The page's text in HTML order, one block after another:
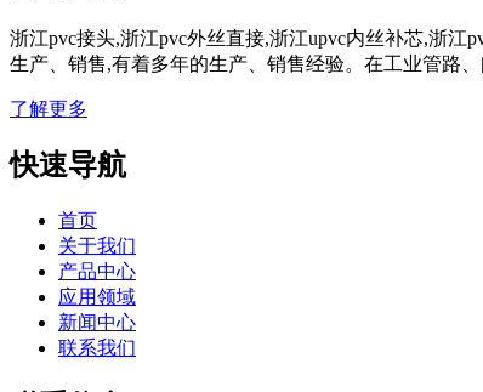
浙江pvc接头,浙江pvc外丝直接,浙江upvc内丝补芯,浙江
生产、销售,有着多年的生产、销售经验。在工业管路
了解更多
快速导航
首页
关于我们
产品中心
应用领域
新闻中心
联系我们